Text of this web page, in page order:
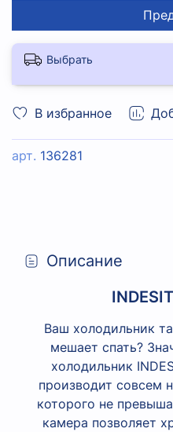
В избранное
арт. 136281
Выбрать
Описание
Ваш холодильник
мешает спать?
холодильник
производит совсем
которого не
камера позволяет